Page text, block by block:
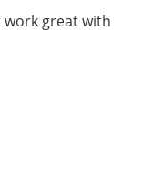
great with